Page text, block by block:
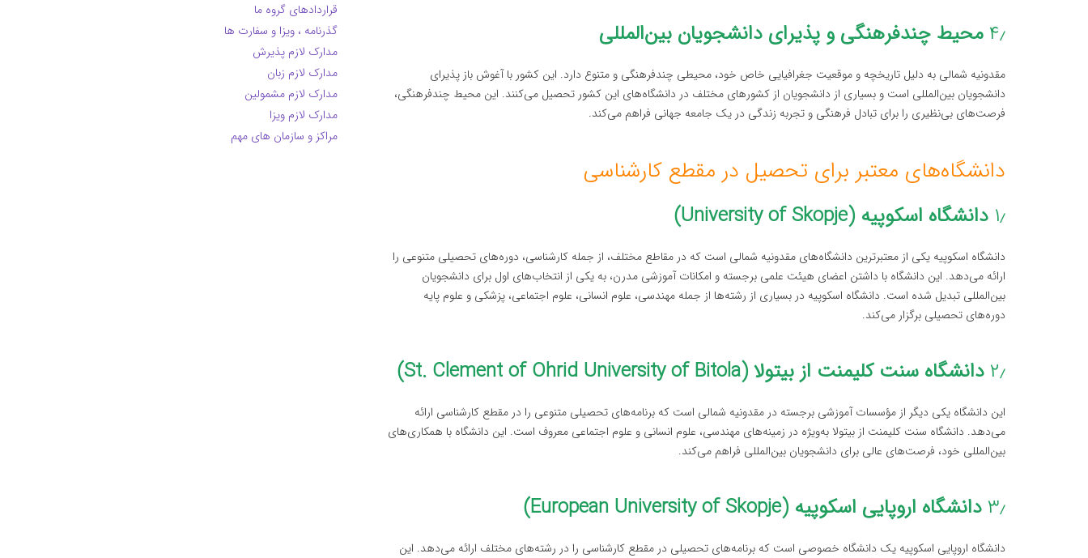
۴٫ محیط چندفرهنگی و پذیرای دانشجویان بین‌المللی
مقدونیه شمالی به دلیل تاریخچه و موقعیت جغرافیایی خاص خود، محیطی چندفرهنگی و متنوع دارد. این کشور با آغوش باز پذیرای
دانشجویان بین‌المللی است و بسیاری از دانشجویان از کشورهای مختلف در دانشگاه‌های این کشور تحصیل می‌کنند. این محیط چندفرهنگی،
فرصت‌های بی‌نظیری را برای تبادل فرهنگی و تجربه زندگی در یک جامعه جهانی فراهم می‌کند.
دانشگاه‌های معتبر برای تحصیل در مقطع کارشناسی
۱٫ دانشگاه اسکوپیه (University of Skopje)
دانشگاه اسکوپیه یکی از معتبرترین دانشگاه‌های مقدونیه شمالی است که در مقاطع مختلف، از جمله کارشناسی، دوره‌های تحصیلی متنوعی را
ارائه می‌دهد. این دانشگاه با داشتن اعضای هیئت علمی برجسته و امکانات آموزشی مدرن، به یکی از انتخاب‌های اول برای دانشجویان
بین‌المللی تبدیل شده است. دانشگاه اسکوپیه در بسیاری از رشته‌ها از جمله مهندسی، علوم انسانی، علوم اجتماعی، پزشکی و علوم پایه
دوره‌های تحصیلی برگزار می‌کند.
۲٫ دانشگاه سنت کلیمنت از بیتولا (St. Clement of Ohrid University of Bitola)
این دانشگاه یکی دیگر از مؤسسات آموزشی برجسته در مقدونیه شمالی است که برنامه‌های تحصیلی متنوعی را در مقطع کارشناسی ارائه
می‌دهد. دانشگاه سنت کلیمنت از بیتولا به‌ویژه در زمینه‌های مهندسی، علوم انسانی و علوم اجتماعی معروف است. این دانشگاه با همکاری‌های
بین‌المللی خود، فرصت‌های عالی برای دانشجویان بین‌المللی فراهم می‌کند.
۳٫دانشگاه اروپایی اسکوپیه (European University of Skopje)
دانشگاه اروپایی اسکوپیه یک دانشگاه خصوصی است که برنامه‌های تحصیلی در مقطع کارشناسی را در رشته‌های مختلف ارائه می‌دهد. این
قراردادهای گروه ما
گذرنامه ، ویزا و سفارت ها
مدارک لازم پذیرش
مدارک لازم زبان
مدارک لازم مشمولین
مدارک لازم ویزا
مراکز و سازمان های مهم